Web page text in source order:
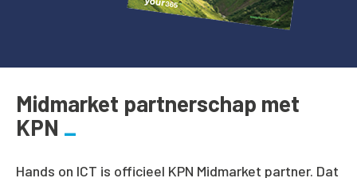
Midmarket partnerschap met
KPN
Hands on ICT is officieel KPN Midmarket partner. Dat